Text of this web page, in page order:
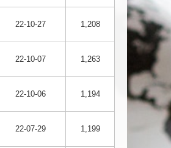
22-10-27 1,208
22-10-07 1,263
22-10-06 1,194
22-07-29 1,199